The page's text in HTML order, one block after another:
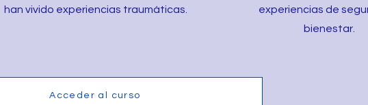
han vivido experiencias traumáticas.
experiencias de
bienestar.
Acceder al curso